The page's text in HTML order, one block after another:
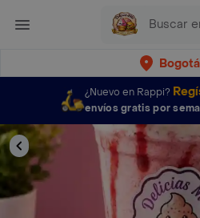
Bogotá
¿Nuevo en Rappi?
envíos gratis por